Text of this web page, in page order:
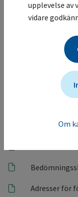
Referenser
Förslag på
Radiologisk
Adresser för
upplevelse av
vidare
Om